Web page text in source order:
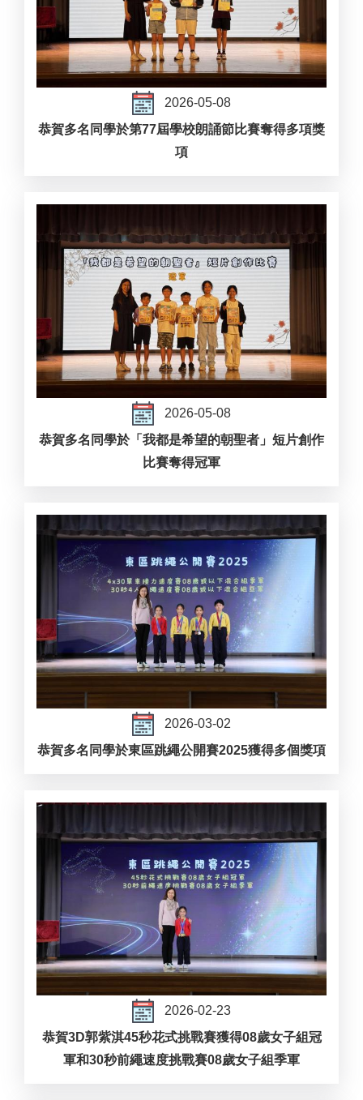
2026-05-08
恭賀多名同學於第77屆學校朗誦節比賽奪得多項獎
項
2026-05-08
恭賀多名同學於「我都是希望的朝聖者」短片創作
比賽奪得冠軍
2026-03-02
恭賀多名同學於東區跳繩公開賽2025獲得多個獎項
2026-02-23
恭賀3D郭紫淇45秒花式挑戰賽獲得08歲女子組冠
軍和30秒前繩速度挑戰賽08歲女子組季軍